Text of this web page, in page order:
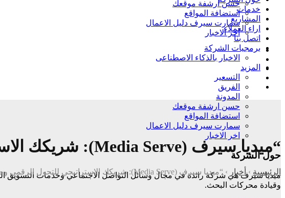
خدمات
المشاريع
اراء العملاء
اتصل بنا
برمجيات الشركة
الاخبار بالذكاء الاصطناعى
المزيد
التسعير
الفريق
المدونة
حسن ارشفة موقعك
استضافة المواقع
سمارت سيرف دليل الاعمال
اخر الاخبار
حول الشركة
وقيادة محركات البحث.
حسن ارشفة موقعك
استضافة المواقع
سمارت سيرف دليل الاعمال
اخر الاخبار
“ميديا سيرف (Media Serve): شريكك الاستراتيجي للتحول الرقمي وصناعة العلامات التجارية الرائدة”
الرئيسية › أخبار › “ميديا سيرف (Media Serve): شريكك الاستراتيجي للتحول الرقمي وصناعة العلامات التجارية الرائدة”